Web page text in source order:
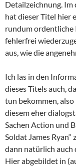
Detailzeichnung. Im
hat dieser Titel hier
rundum ordentliche
fehlerfrei
aus, wie die
Ich las in den
dieses Titels auch,
tun bekommen, also
diesem eher
Sachen Action und
Soldat James
dann natürlich auch
Hier abgebildet in